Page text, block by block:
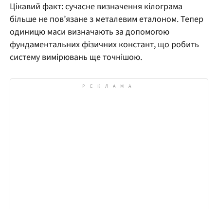
Цікавий факт: сучасне визначення кілограма
більше не пов’язане з металевим еталоном. Тепер
одиницю маси визначають за допомогою
фундаментальних фізичних констант, що робить
систему вимірювань ще точнішою.